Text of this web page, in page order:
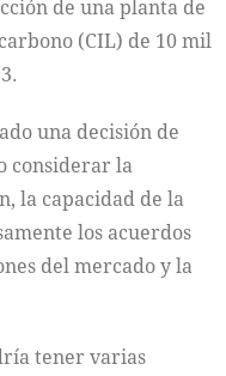
de una planta de
(CIL) de 10 mil
una decisión de
considerar la
la capacidad de la
los acuerdos
del mercado y la
tener varias